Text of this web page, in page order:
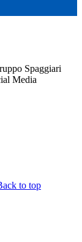
Spaggiari
Media
to top